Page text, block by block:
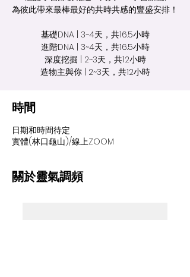
為彼此帶來最棒最好的共時共感的豐盛安排！
基礎DNA | 3~4天，共16.5小時
進階DNA | 3~4天，共16.5小時
深度挖掘 | 2~3天，共12小時
造物主與你 | 2~3天，共12小時
時間
日期和時間待定
實體(林口龜山)/線上ZOOM
關於靈氣調頻